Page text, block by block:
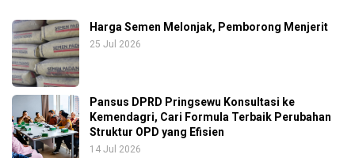
Harga Semen Melonjak, Pemborong Menjerit
25 Jul 2026
Pansus DPRD Pringsewu Konsultasi ke
Kemendagri, Cari Formula Terbaik Perubahan
Struktur OPD yang Efisien
14 Jul 2026